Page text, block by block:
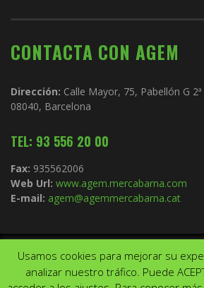
CONTACTA CON AGEM
Dirección: Calle Mayor, 75, Pabellón G
08040, Barcelona
TEL: 93 556 20 00
Fax: 935562006
Web Url: www.agem.mercabarna.com
E-mail: agem@agemmercabarna.cat
Copyright © 2021.AGEM. Todos los
Aviso LegalPolítica de
Usamos cookies para mejorar su
analizar nuestro tráfico. Puede